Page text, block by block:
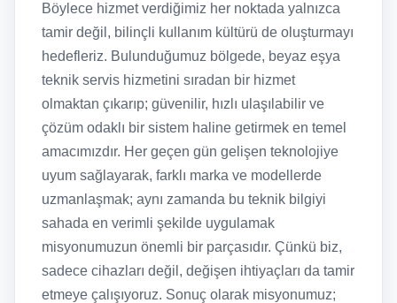
Böylece hizmet verdiğimiz her noktada yalnızca
tamir değil, bilinçli kullanım kültürü de oluşturmayı
hedefleriz. Bulunduğumuz bölgede, beyaz eşya
teknik servis hizmetini sıradan bir hizmet
olmaktan çıkarıp; güvenilir, hızlı ulaşılabilir ve
çözüm odaklı bir sistem haline getirmek en temel
amacımızdır. Her geçen gün gelişen teknolojiye
uyum sağlayarak, farklı marka ve modellerde
uzmanlaşmak; aynı zamanda bu teknik bilgiyi
sahada en verimli şekilde uygulamak
misyonumuzun önemli bir parçasıdır. Çünkü biz,
sadece cihazları değil, değişen ihtiyaçları da tamir
etmeye çalışıyoruz. Sonuç olarak misyonumuz;